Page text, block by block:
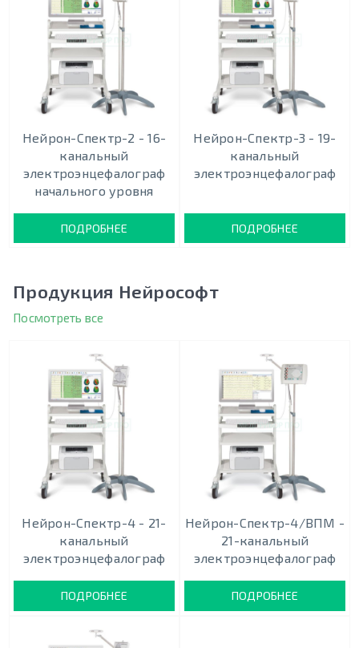
Нейрон-Спектр-2 - 16-
канальный
электроэнцефалограф
начального уровня
ПОДРОБНЕЕ
Нейрон-Спектр-3 - 19-
канальный
электроэнцефалограф
ПОДРОБНЕЕ
Продукция Нейрософт
Посмотреть все
Нейрон-Спектр-4 - 21-
канальный
электроэнцефалограф
ПОДРОБНЕЕ
Нейрон-Спектр-4/ВПМ -
21-канальный
электроэнцефалограф
ПОДРОБНЕЕ